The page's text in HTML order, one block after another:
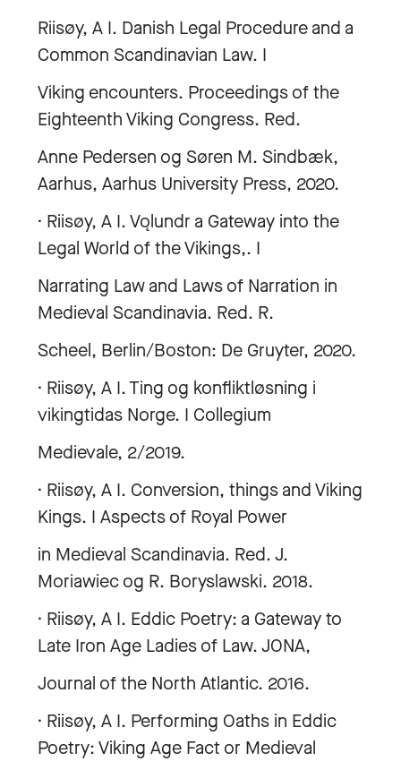
Riisøy, A I. Danish Legal Procedure and a
Common Scandinavian Law. I
Viking encounters. Proceedings of the
Eighteenth Viking Congress. Red.
Anne Pedersen og Søren M. Sindbæk,
Aarhus, Aarhus University Press, 2020.
· Riisøy, A I. Vǫlundr a Gateway into the
Legal World of the Vikings,. I
Narrating Law and Laws of Narration in
Medieval Scandinavia. Red. R.
Scheel, Berlin/Boston: De Gruyter, 2020.
· Riisøy, A I. Ting og konfliktløsning i
vikingtidas Norge. I Collegium
Medievale, 2/2019.
· Riisøy, A I. Conversion, things and Viking
Kings. I Aspects of Royal Power
in Medieval Scandinavia. Red. J.
Moriawiec og R. Boryslawski. 2018.
· Riisøy, A I. Eddic Poetry: a Gateway to
Late Iron Age Ladies of Law. JONA,
Journal of the North Atlantic. 2016.
· Riisøy, A I. Performing Oaths in Eddic
Poetry: Viking Age Fact or Medieval